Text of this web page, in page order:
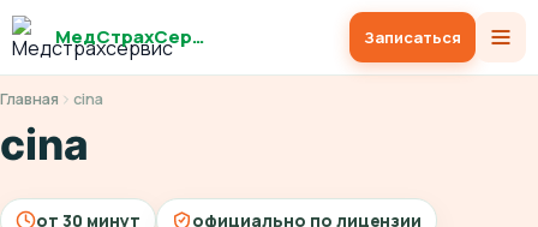
МедСтрахСервис Записаться
Главная cina
cina
от 30 минут
официально по лицензии